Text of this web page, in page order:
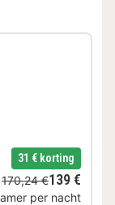
31 € korting
170,24 €139 €
per nacht